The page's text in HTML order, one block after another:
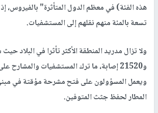
هذه الفئة) في معظم الدول المتأثرة" بالفيروس،
تسعة بالمئة منهم نقلهم إلى المستشفيات.
و21520 إصابة، ما ترك المستشفيات والمشارح
ويعمل المسؤولون على فتح مشرحة مؤقتة في
المطار لحفظ جثث المتوفين.